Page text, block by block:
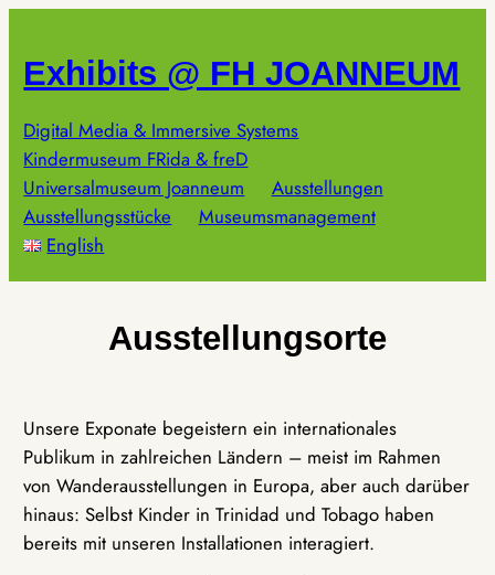
springen
Exhibits @ FH JOANNEUM
Digital Media & Immersive Systems
Kindermuseum FRida & freD
Universalmuseum Joanneum
Ausstellungen
Ausstellungsstücke
Museumsmanagement
English
Ausstellungsorte
Unsere Exponate begeistern ein internationales
Publikum in zahlreichen Ländern – meist im Rahmen
von Wanderausstellungen in Europa, aber auch darüber
hinaus: Selbst Kinder in Trinidad und Tobago haben
bereits mit unseren Installationen interagiert.